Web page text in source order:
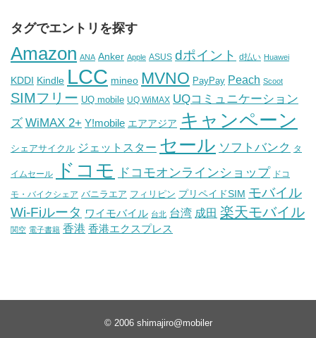
タグでエントリを探す
Amazon ANA Anker Apple ASUS dポイント d払い Huawei
KDDI Kindle LCC mineo MVNO PayPay Peach Scoot
SIMフリー UQ mobile UQ WiMAX UQコミュニケーション
ズ WiMAX 2+ Y!mobile エアアジア キャンペーン
シェアサイクル ジェットスター セール ソフトバンク タ
イムセール ドコモ ドコモオンラインショップ ドコ
モ・バイクシェア バニラエア フィリピン プリペイドSIM モバイル
Wi-Fiルータ ワイモバイル 台北 台湾 成田 楽天モバイル
関空 電子書籍 香港 香港エクスプレス
© 2006 shimajiro@mobiler